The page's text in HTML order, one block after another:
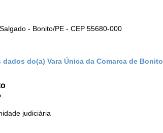
- Bonito/PE - CEP 55680-000
do(a) Vara Única da Comarca de Bonito
judiciária